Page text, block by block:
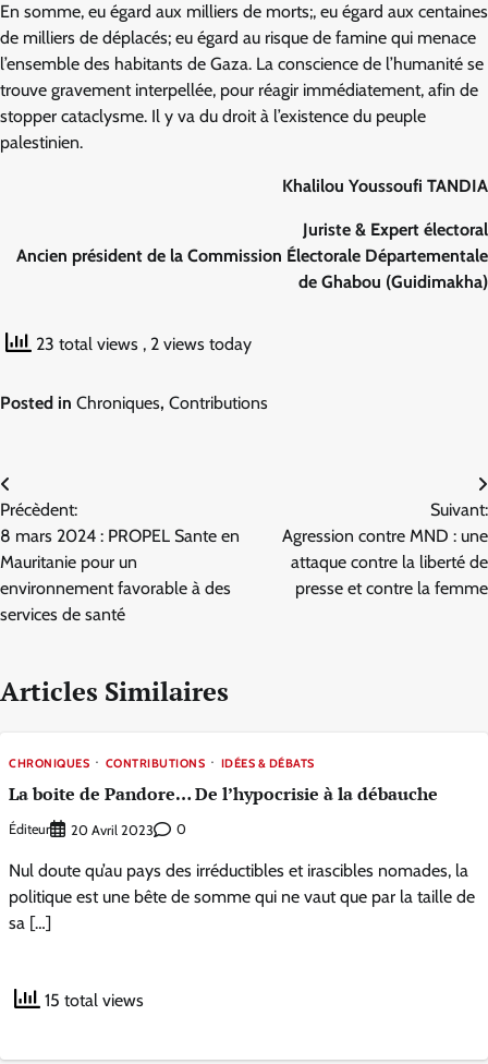
En somme, eu égard aux milliers de morts;, eu égard aux centaines
de milliers de déplacés; eu égard au risque de famine qui menace
l’ensemble des habitants de Gaza. La conscience de l’humanité se
trouve gravement interpellée, pour réagir immédiatement, afin de
stopper cataclysme. Il y va du droit à l’existence du peuple
palestinien.
Khalilou Youssoufi TANDIA
Juriste & Expert électoral
Ancien président de la Commission Électorale Départementale
de Ghabou (Guidimakha)
23 total views , 2 views today
Posted in Chroniques, Contributions
Navigation
de
l’article
Précèdent:
8 mars 2024 : PROPEL Sante en
Mauritanie pour un
environnement favorable à des
services de santé
Suivant:
Agression contre MND : une
attaque contre la liberté de
presse et contre la femme
Articles Similaires
CHRONIQUES CONTRIBUTIONS IDÉES & DÉBATS
La boite de Pandore… De l’hypocrisie à la débauche
Éditeur 20 Avril 2023 0
Nul doute qu’au pays des irréductibles et irascibles nomades, la
politique est une bête de somme qui ne vaut que par la taille de
sa […]
15 total views